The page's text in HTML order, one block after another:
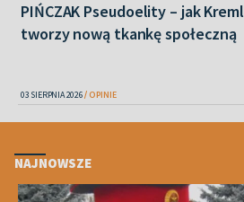
PIŃCZAK Pseudoelity – jak Kreml
tworzy nową tkankę społeczną
03 SIERPNIA 2026 OPINIE
NAJNOWSZE